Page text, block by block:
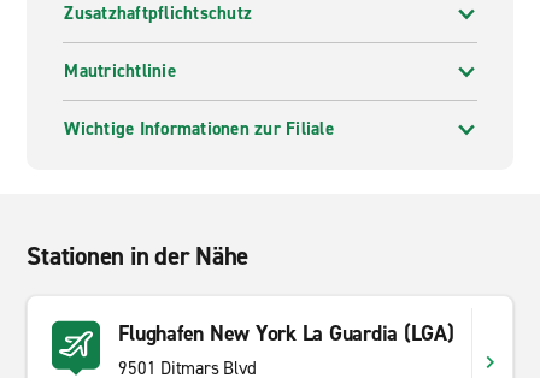
Zusatzhaftpflichtschutz
Mautrichtlinie
Wichtige Informationen zur Filiale
Stationen in der Nähe
Flughafen New York La Guardia (LGA)
9501 Ditmars Blvd